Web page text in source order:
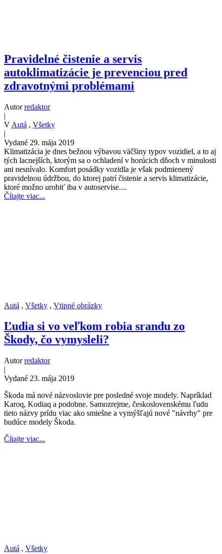
Pravidelné čistenie a servis
autoklimatizácie je prevenciou pred
zdravotnými problémami
Autorredaktor
|
V Autá , Všetky
|
Vydané 29. mája 2019
Klimatizácia je dnes bežnou výbavou väčšiny typov vozidiel, a to aj
tých lacnejších, ktorým sa o ochladení v horúcich dňoch v minulosti
ani nesnívalo. Komfort posádky vozidla je však podmienený
pravidelnou údržbou, do ktorej patrí čistenie a servis klimatizácie,
ktoré možno urobiť iba v autoservise....
Čítajte viac...
Autá , Všetky , Vtipné obrázky
Ľudia si vo veľkom robia srandu zo
Škody, čo vymysleli?
Autorredaktor
|
Vydané 23. mája 2019
Škoda má nové názvoslovie pre posledné svoje modely. Napríklad
Karoq, Kodiaq a podobne. Samozrejme, československému ľudu
tieto názvy prídu viac ako smiešne a vymýšľajú nové "návrhy" pre
budúce modely Škoda.
Čítajte viac...
Autá , Všetky